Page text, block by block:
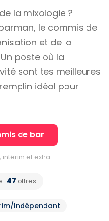
la mixologie ?
le commis de
et de la
poste où la
sont tes meilleures
idéal pour
de bar
intérim et extra
· 47 offres
Indépendant